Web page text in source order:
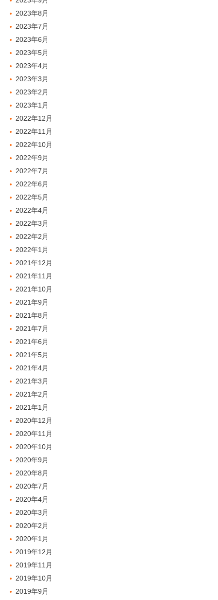
2023年8月
2023年7月
2023年6月
2023年5月
2023年4月
2023年3月
2023年2月
2023年1月
2022年12月
2022年11月
2022年10月
2022年9月
2022年7月
2022年6月
2022年5月
2022年4月
2022年3月
2022年2月
2022年1月
2021年12月
2021年11月
2021年10月
2021年9月
2021年8月
2021年7月
2021年6月
2021年5月
2021年4月
2021年3月
2021年2月
2021年1月
2020年12月
2020年11月
2020年10月
2020年9月
2020年8月
2020年7月
2020年4月
2020年3月
2020年2月
2020年1月
2019年12月
2019年11月
2019年10月
2019年9月